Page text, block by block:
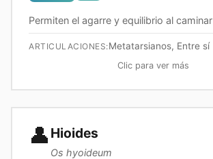
Permiten el agarre y equilibrio al caminar
ARTICULACIONES:Metatarsianos, Entre sí
Clic para ver más
👤 Hioides
Os hyoideum